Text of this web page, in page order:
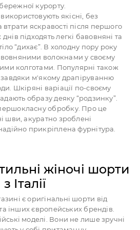
курорту.
якісні, без
втрати яскравості після першого
підходять легкі бавовняні та
“дихає”. В холодну пору року
волокнами у своєму
колготами. Популярні також
завдяки м'якому драпіруванню
Шкіряні варіації по-своєму
образу деяку “родзинку”.
обробку. Про це
шви, акуратно зроблені
прикріплена фурнітура.
жіночі шорти
з Італії
є оригінальні шорти від
інших європейських брендів.
моделі. Вони не лише зручні